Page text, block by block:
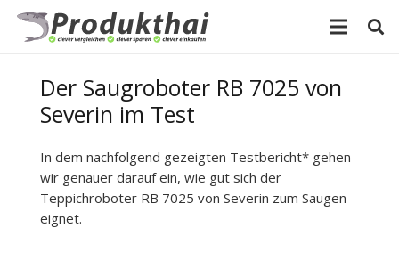
Der Saugroboter RB 7025 von
Severin im Test
In dem nachfolgend gezeigten Testbericht* gehen
wir genauer darauf ein, wie gut sich der
Teppichroboter RB 7025 von Severin zum Saugen
eignet.